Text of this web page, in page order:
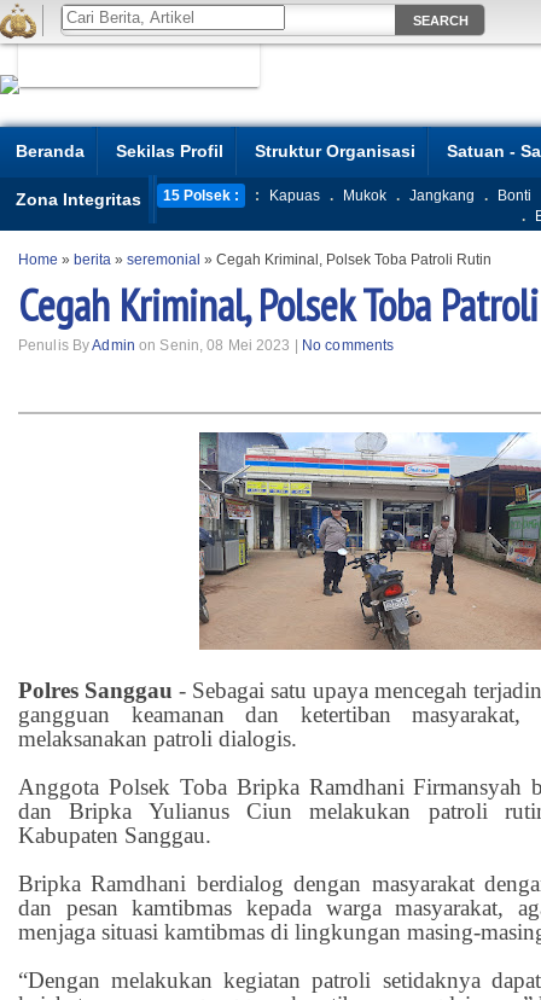
Beranda Sekilas Profil Struktur Organisasi Satuan -
Zona Integritas 15 Polsek : : Kapuas . Mukok . Jangkang .
Bonti
.
Home » berita » seremonial » Cegah Kriminal, Polsek Toba Patroli Rutin
Cegah Kriminal, Polsek Toba
Penulis ByAdmin on Senin, 08 Mei 2023 | No comments
Polres Sanggau - Sebagai satu upaya mencegah
gangguan keamanan dan ketertiban
melaksanakan patroli dialogis.
Anggota Polsek Toba Bripka Ramdhani Firmansyah
dan Bripka Yulianus Ciun melakukan patroli
Kabupaten Sanggau.
Bripka Ramdhani berdialog dengan masyarakat
dan pesan kamtibmas kepada warga masyarakat,
menjaga situasi kamtibmas di lingkungan masing-
“Dengan melakukan kegiatan patroli setidaknya